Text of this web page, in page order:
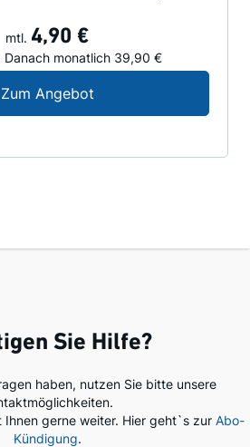
mtl. 4,90 €
Danach monatlich 39,90 €
Zum AngebotDigital-Angebot für
Sie Hilfe?
haben, nutzen Sie bitte unsere
Ihnen gerne weiter. Hier geht`s zur Abo-
Kündigung.